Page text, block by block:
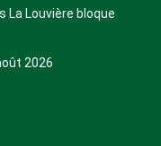
La Louvière bloque
2026